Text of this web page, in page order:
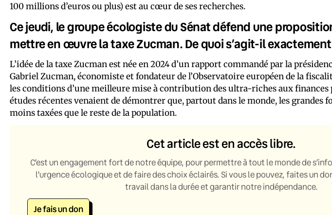
100 millions d’euros ou plus) est au cœur de ses recherches.
Ce jeudi, le groupe écologiste du Sénat défend une
mettre en œuvre la taxe Zucman. De quoi s’agit-il
L’idée de la taxe Zucman est née en 2024 d’un rapport commandé par la
Gabriel Zucman, économiste et fondateur de l’Observatoire européen de la
les conditions d’une meilleure mise à contribution des ultra-riches aux finances
études récentes venaient de démontrer que, partout dans le monde, les grandes
moins taxées que le reste de la population.
Cet article est en accès libre.
C’est un engagement fort de notre équipe, pour permettre à tout le monde de
l’urgence écologique et de faire des choix éclairés. Si vous le pouvez, faites un
travail dans la durée et garantir notre indépendance.
Je fais un don